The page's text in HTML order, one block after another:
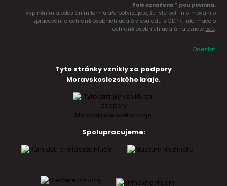
Pole označena * jsou povinná.
Vyplněním a odesláním formuláře potvrzujete, že jste byli informováni o
zpracování a ochraně osobních údajů v souladu s GDPR. Informace o
ochraně osobních údajů naleznete zde.
Odeslat
Tyto stránky vznikly za podpory
Moravskoslezského kraje.
Spolupracujeme: